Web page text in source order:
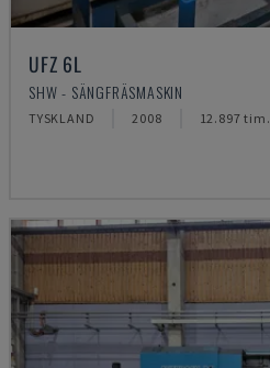
UFZ 6L
SHW - SÄNGFRÄSMASKIN
TYSKLAND 2008 12.897 tim.